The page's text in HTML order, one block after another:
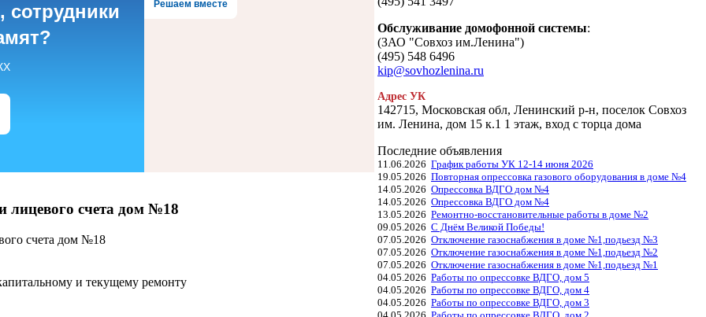
Решаем вместе
сотрудники
лицевого счета дом №18
счета дом №18
и текущему ремонту
Обслуживание домофонной системы:
(ЗАО "Совхоз им.Ленина")
(495) 548 6496
kip@sovhozlenina.ru
Адрес УК
142715, Московская обл, Ленинский р-н, поселок Совхоз
им. Ленина, дом 15 к.1 1 этаж, вход с торца дома
Последние объявления
11.06.2026 График работы УК 12-14 июня 2026
19.05.2026 Повторная опрессовка газового оборудования в доме №4
14.05.2026 Опрессовка ВДГО дом №4
14.05.2026 Опрессовка ВДГО дом №4
13.05.2026 Ремонтно-восстановительные работы в доме №2
09.05.2026 С Днём Великой Победы!
07.05.2026 Отключение газоснабжения в доме №1,подьезд №3
07.05.2026 Отключение газоснабжения в доме №1,подьезд №2
07.05.2026 Отключение газоснабжения в доме №1,подьезд №1
04.05.2026 Работы по опрессовке ВДГО, дом 5
04.05.2026 Работы по опрессовке ВДГО, дом 4
04.05.2026 Работы по опрессовке ВДГО, дом 3